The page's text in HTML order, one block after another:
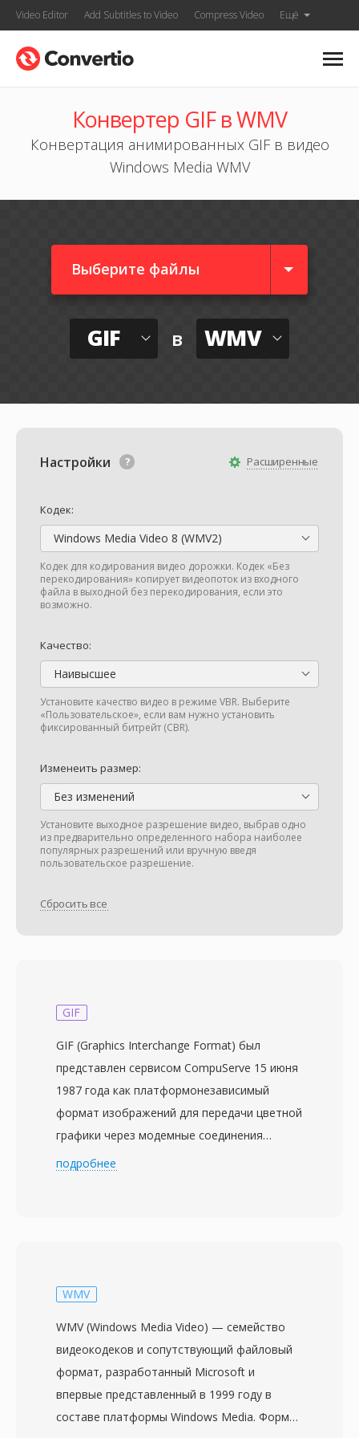
Video Editor Add Subtitles to Video Compress Video Ещё
Конвертер GIF в WMV
Конвертация анимированных GIF в видео
Windows Media WMV
Выберите файлы
GIF в WMV
Расширенные
Настройки
Кодек:
Windows Media Video 8 (WMV2)
Кодек для кодирования видео дорожки. Кодек «Без
перекодирования» копирует видеопоток из входного
файла в выходной без перекодирования, если это
возможно.
Качество:
Наивысшее
Установите качество видео в режиме VBR. Выберите
«Пользовательское», если вам нужно установить
фиксированный битрейт (CBR).
Изменеить размер:
Без изменений
Установите выходное разрешение видео, выбрав одно
из предварительно определенного набора наиболее
популярных разрешений или вручную введя
пользовательское разрешение.
Сбросить все
GIF
GIF (Graphics Interchange Format) был
представлен сервисом CompuServe 15 июня
1987 года как платформонезависимый
формат изображений для передачи цветной
графики через модемные соединения
службы CompuServe. Формат использует
способность GIF — анимация: несколько
последовательно в одном файле, каждый с
собственной задержкой, методом очистки и
локальной цветовой палитрой, что
позволяет создавать короткие зацикленные
анимации без видеокодека или плеера.
подробнее
WMV
WMV (Windows Media Video) — семейство
видеокодеков и сопутствующий файловый
формат, разработанный Microsoft и
впервые представленный в 1999 году в
составе платформы Windows Media. Формат